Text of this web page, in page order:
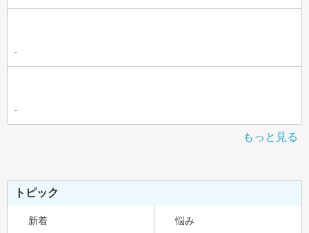
-
-
もっと見る
トピック
新着 悩み